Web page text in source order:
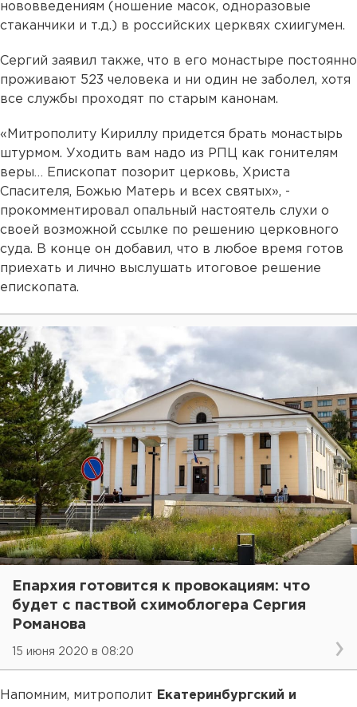
нововведениям (ношение масок, одноразовые
стаканчики и т.д.) в российских церквях схиигумен.
Сергий заявил также, что в его монастыре постоянно
проживают 523 человека и ни один не заболел, хотя
все службы проходят по старым канонам.
«Митрополиту Кириллу придется брать монастырь
штурмом. Уходить вам надо из РПЦ как гонителям
веры… Епископат позорит церковь, Христа
Спасителя, Божью Матерь и всех святых», -
прокомментировал опальный настоятель слухи о
своей возможной ссылке по решению церковного
суда. В конце он добавил, что в любое время готов
приехать и лично выслушать итоговое решение
епископата.
Епархия готовится к провокациям: что
будет с паствой схимоблогера Сергия
Романова
15 июня 2020 в 08:20
Напомним, митрополит Екатеринбургский и